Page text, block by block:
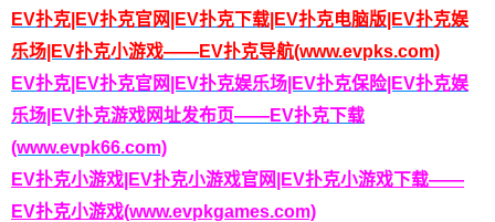
EV扑克|EV扑克官网|EV扑克下载|EV扑克电脑版|EV扑克娱
乐场|EV扑克小游戏——EV扑克导航(www.evpks.com)
EV扑克|EV扑克官网|EV扑克娱乐场|EV扑克保险|EV扑克娱
乐场|EV扑克游戏网址发布页——EV扑克下载
(www.evpk66.com)
EV扑克小游戏|EV扑克小游戏官网|EV扑克小游戏下载——
EV扑克小游戏(www.evpkgames.com)